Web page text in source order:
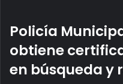
Policía
obtiene
en búsqueda y